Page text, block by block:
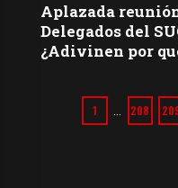
Aplazada
Delegados del
¿Adivinen por
1 208